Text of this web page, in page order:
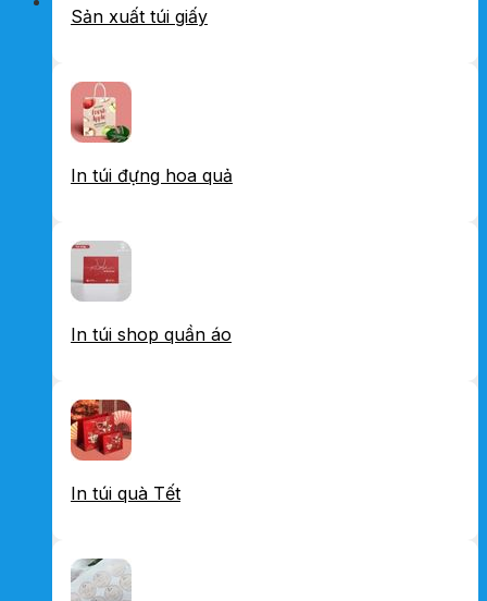
Sản xuất túi giấy
In túi đựng hoa quả
In túi shop quần áo
In túi quà Tết